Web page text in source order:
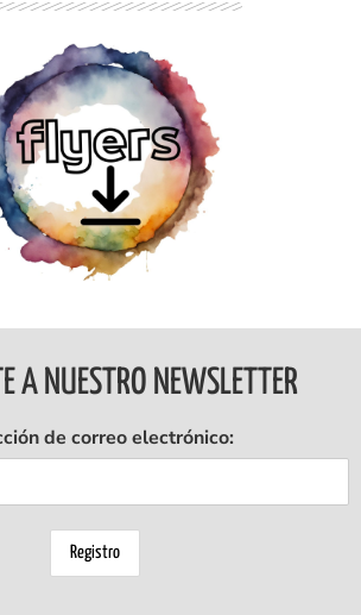
Ingresar
A NUESTRO NEWSLETTER
de correo electrónico: